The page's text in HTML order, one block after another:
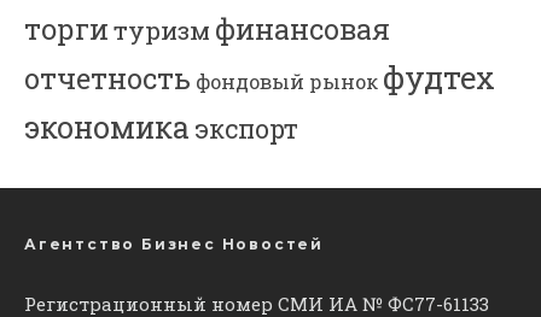
торгитуризм финансовая
отчетность фондовый рынок фудтех
экономика экспорт
Агентство Бизнес Новостей
Регистрационный номер СМИ ИА № ФС77-61133